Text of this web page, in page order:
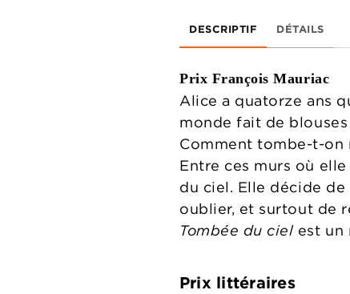
DESCRIPTIF DÉTAILS
Prix François Mauriac
Alice a quatorze ans
monde fait de
Comment tombe-t-on
Entre ces murs où
du ciel. Elle décide
oublier, et surtout de
Tombée du ciel est un
Prix littéraires